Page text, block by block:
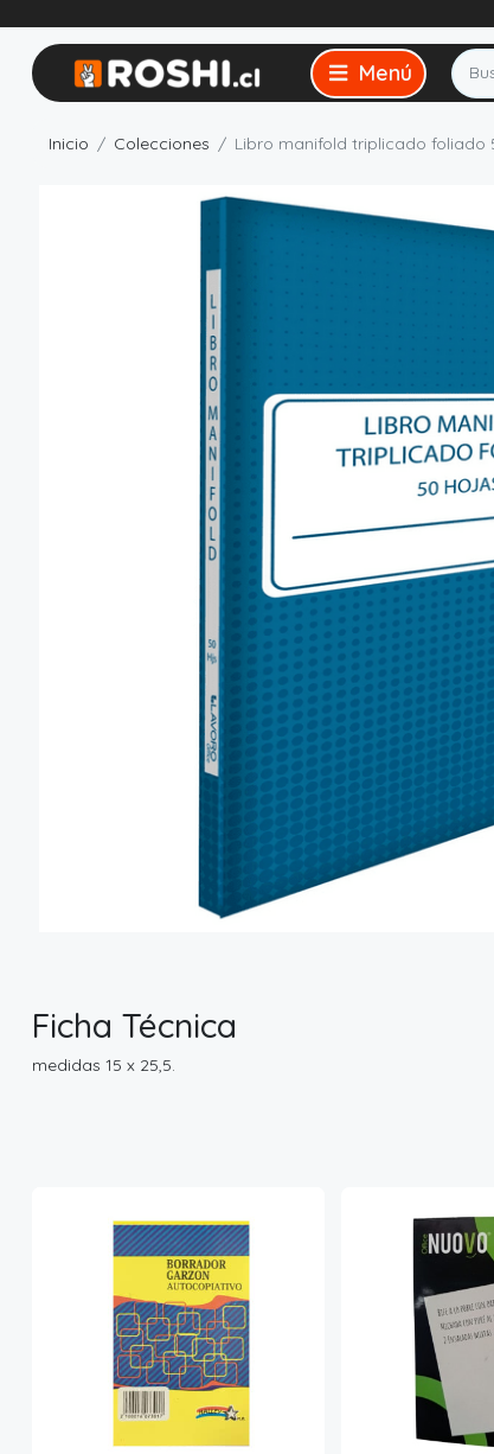
Inicio Colecciones Libro manifold triplicado foliado
Ficha Técnica
medidas 15 x 25,5.